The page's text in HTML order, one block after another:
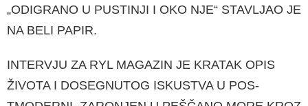
„ODIGRANO U PUSTINJI I OKO NJE“ STAVLJAO JE
NA BELI PAPIR.
INTERVJU ZA RYL MAGAZIN JE KRATAK OPIS
ŽIVOTA I DOSEGNUTOG ISKUSTVA U POS­